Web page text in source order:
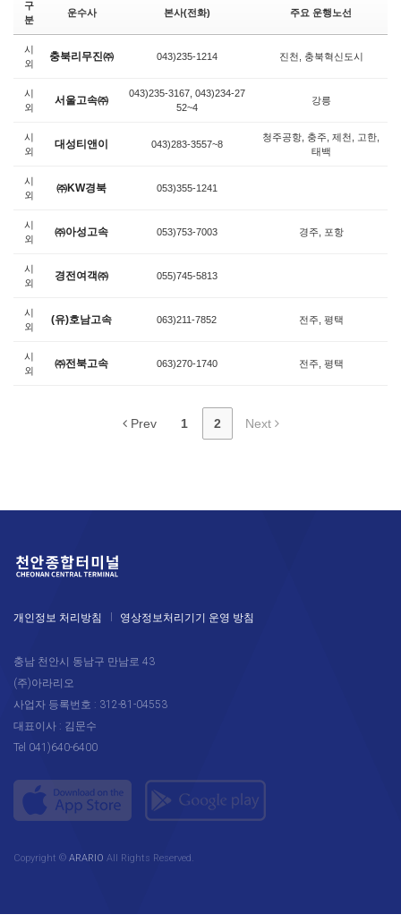
구
분
운수사 본사(전화) 주요 운행노선
시
외
충북리무진㈜ 043)235-1214 진천, 충북혁신도시
시
외
서울고속㈜
043)235-3167, 043)234-27
52~4
강릉
시
외
대성티앤이 043)283-3557~8
청주공항, 충주, 제천, 고한,
태백
시
외
㈜KW경북 053)355-1241
시
외
㈜아성고속 053)753-7003 경주, 포항
시
외
경전여객㈜ 055)745-5813
시
외
(유)호남고속 063)211-7852 전주, 평택
시
외
㈜전북고속 063)270-1740 전주, 평택
Prev 1 2 Next
개인정보 처리방침 영상정보처리기기 운영 방침
충남 천안시 동남구 만남로 43
(주)아라리오
사업자 등록번호 : 312-81-04553
대표이사 : 김문수
Tel 041)640-6400
Copyright © ARARIO All Rights Reserved.